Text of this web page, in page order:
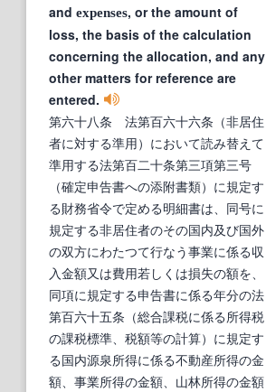
and expenses, or the amount of
loss, the basis of the calculation
concerning the allocation, and any
other matters for reference are
entered.
第六十八条 法第百六十六条（非居住
者に対する準用）において読み替えて
準用する法第百二十条第三項第三号
（確定申告書への添附書類）に規定す
る財務省令で定める明細書は、同号に
規定する非居住者のその国内及び国外
の双方にわたつて行なう事業に係る収
入金額又は費用若しくは損失の額を、
同項に規定する申告書に係る年分の法
第百六十五条（総合課税に係る所得税
の課税標準、税額等の計算）に規定す
る国内源泉所得に係る不動産所得の金
額、事業所得の金額、山林所得の金額